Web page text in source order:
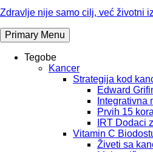
Zdravlje nije samo cilj, već životni
Primary Menu
Tegobe
Kancer
Strategija kod
Edward
Integrativna
Prvih 15
IRT Dodaci
Vitamin C
Živeti sa